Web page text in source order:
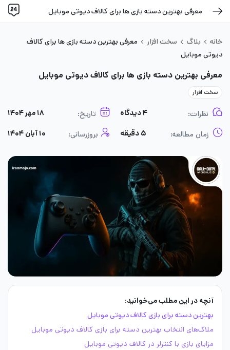
معرفی بهترین دسته بازی ها برای کالاف دیوتی موبایل
خانه بلاگ سخت افزار
معرفی بهترین دسته بازی ها برای کالاف
دیوتی موبایل
معرفی بهترین دسته بازی ها برای کالاف دیوتی موبایل
سخت افزار
نظرات: ۴ دیدگاه تاریخ: ۱۸ مهر ۱۴۰۴
زمان مطالعه: ۵ دقیقه بروزرسانی: ۱۰ آبان ۱۴۰۴
آنچه در این مطلب می‌خوانید:
بهترین دسته برای بازی کالاف دیوتی موبایل
ملاک‌های انتخاب بهترین دسته برای بازی کالاف دیوتی موبایل
مزایای بازی با کنترلر در کالاف دیوتی موبایل